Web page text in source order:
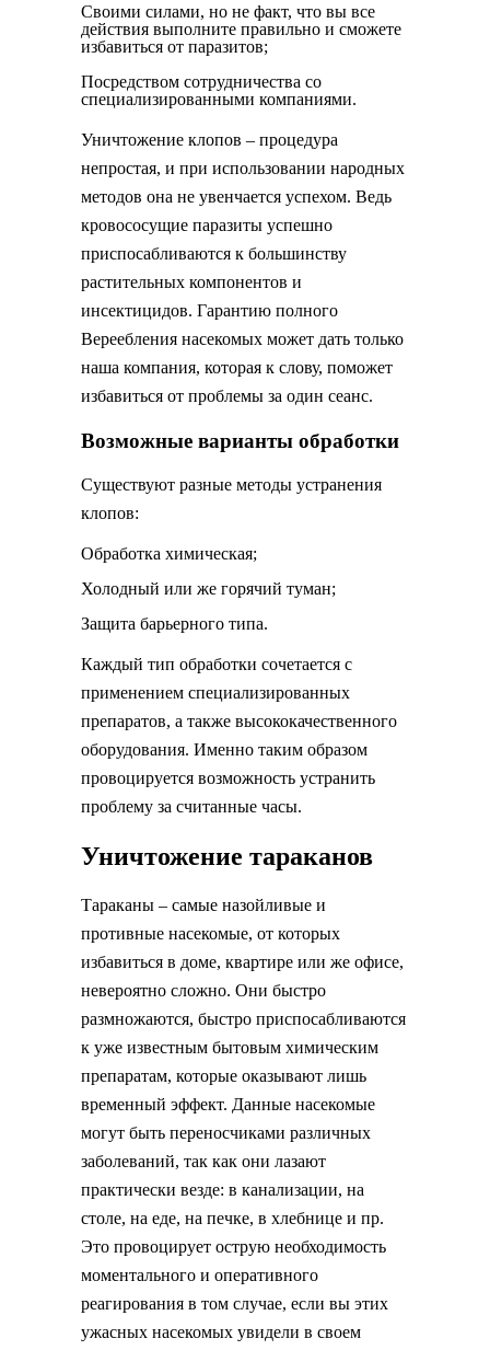
Своими силами, но не факт, что вы все
действия выполните правильно и сможете
избавиться от паразитов;
Посредством сотрудничества со
специализированными компаниями.
Уничтожение клопов – процедура
непростая, и при использовании народных
методов она не увенчается успехом. Ведь
кровососущие паразиты успешно
приспосабливаются к большинству
растительных компонентов и
инсектицидов. Гарантию полного
Вереебления насекомых может дать только
наша компания, которая к слову, поможет
избавиться от проблемы за один сеанс.
Возможные варианты обработки
Существуют разные методы устранения
клопов:
Обработка химическая;
Холодный или же горячий туман;
Защита барьерного типа.
Каждый тип обработки сочетается с
применением специализированных
препаратов, а также высококачественного
оборудования. Именно таким образом
провоцируется возможность устранить
проблему за считанные часы.
Уничтожение тараканов
Тараканы – самые назойливые и
противные насекомые, от которых
избавиться в доме, квартире или же офисе,
невероятно сложно. Они быстро
размножаются, быстро приспосабливаются
к уже известным бытовым химическим
препаратам, которые оказывают лишь
временный эффект. Данные насекомые
могут быть переносчиками различных
заболеваний, так как они лазают
практически везде: в канализации, на
столе, на еде, на печке, в хлебнице и пр.
Это провоцирует острую необходимость
моментального и оперативного
реагирования в том случае, если вы этих
ужасных насекомых увидели в своем